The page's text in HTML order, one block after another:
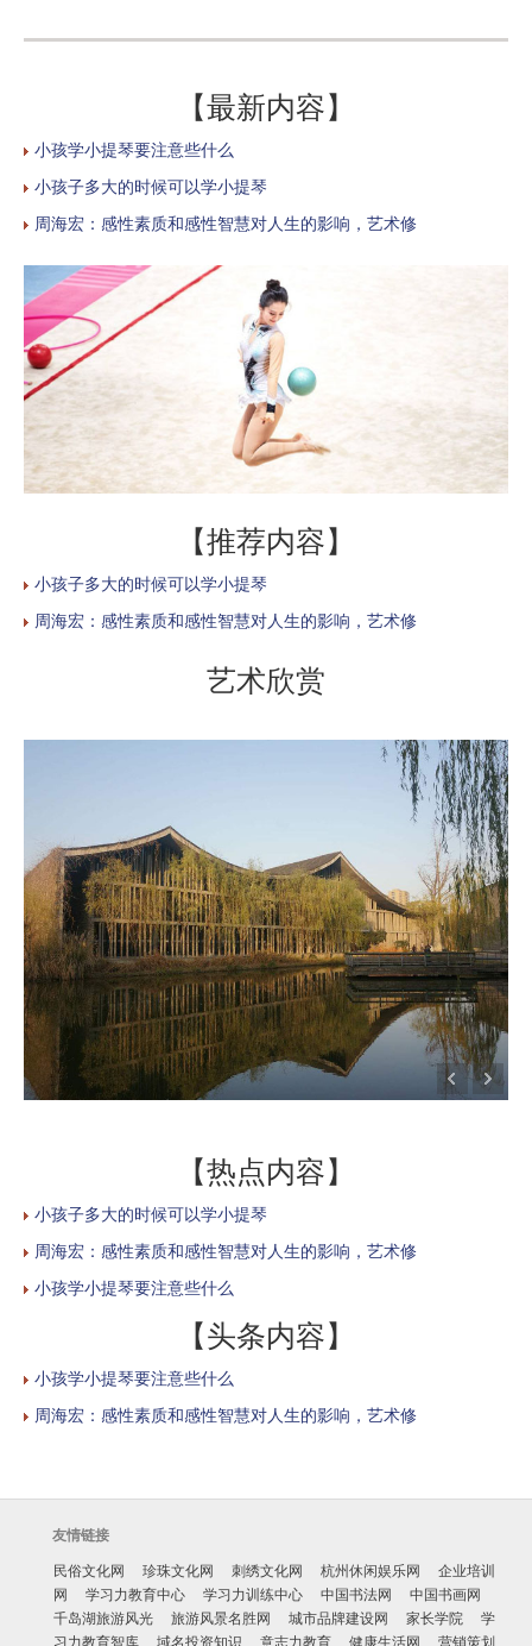
【最新内容】
小孩学小提琴要注意些什么
小孩子多大的时候可以学小提琴
周海宏：感性素质和感性智慧对人生的影响，艺术修
【推荐内容】
小孩子多大的时候可以学小提琴
周海宏：感性素质和感性智慧对人生的影响，艺术修
艺术欣赏
【热点内容】
小孩子多大的时候可以学小提琴
周海宏：感性素质和感性智慧对人生的影响，艺术修
小孩学小提琴要注意些什么
【头条内容】
小孩学小提琴要注意些什么
周海宏：感性素质和感性智慧对人生的影响，艺术修
友情链接
民俗文化网
珍珠文化网 刺绣文化网 杭州休闲娱乐网
企业培训
网
学习力教育中心 学习力训练中心 中国书法网
中国书画网
千岛湖旅游风光
旅游风景名胜网 城市品牌建设网 家长学院
学
习力教育智库
域名投资知识 意志力教育 健康生活网 营销策划